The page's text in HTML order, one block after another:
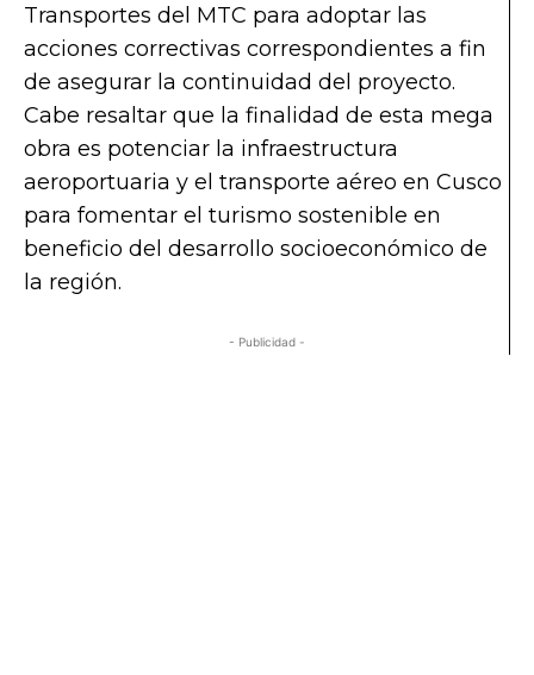
Transportes del MTC para adoptar las
acciones correctivas correspondientes a fin
de asegurar la continuidad del proyecto.
Cabe resaltar que la finalidad de esta mega
obra es potenciar la infraestructura
aeroportuaria y el transporte aéreo en Cusco
para fomentar el turismo sostenible en
beneficio del desarrollo socioeconómico de
la región.
- Publicidad -